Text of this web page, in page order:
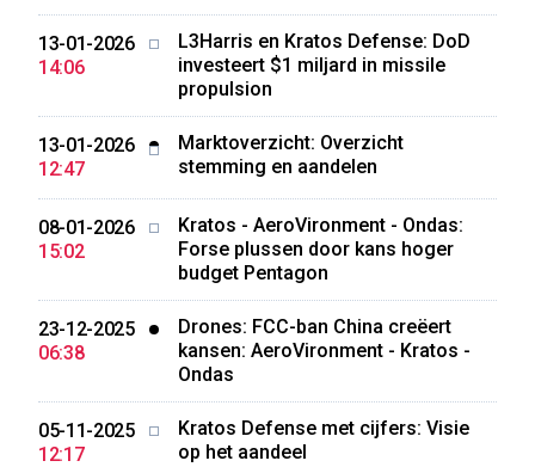
13-01-2026
14:06
L3Harris en Kratos Defense: DoD
investeert $1 miljard in missile
propulsion
13-01-2026
12:47
Marktoverzicht: Overzicht
stemming en aandelen
08-01-2026
15:02
Kratos - AeroVironment - Ondas:
Forse plussen door kans hoger
budget Pentagon
23-12-2025
06:38
Drones: FCC-ban China creëert
kansen: AeroVironment - Kratos -
Ondas
05-11-2025
12:17
Kratos Defense met cijfers: Visie
op het aandeel